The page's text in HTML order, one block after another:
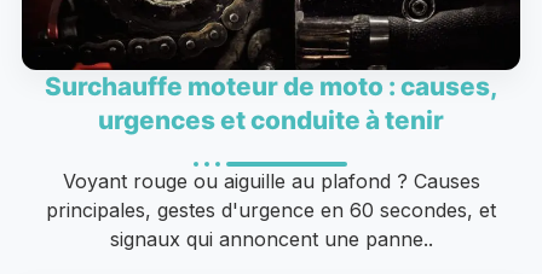
Surchauffe moteur de moto : causes,
urgences et conduite à tenir
Voyant rouge ou aiguille au plafond ? Causes
principales, gestes d'urgence en 60 secondes, et
signaux qui annoncent une panne..